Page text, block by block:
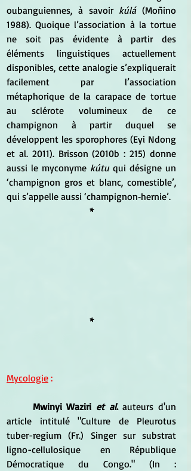
oubanguiennes, à savoir kúlá (Moñino
1988). Quoique l’association à la tortue
ne soit pas évidente à partir des
éléments linguistiques actuellement
disponibles, cette analogie s’expliquerait
facilement par l’association
métaphorique de la carapace de tortue
au sclérote volumineux de ce
champignon à partir duquel se
développent les sporophores (Eyi Ndong
et al. 2011). Brisson (2010b : 215) donne
aussi le myconyme kútu qui désigne un
‘champignon gros et blanc, comestible’,
qui s’appelle aussi ‘champignon‑hernie’.
*
*
Mycologie :
Mwinyi Waziri et al. auteurs d'un
article intitulé "Culture de Pleurotus
tuber-regium (Fr.) Singer sur substrat
ligno-cellulosique en République